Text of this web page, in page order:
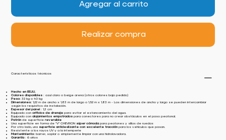
Agregar al carrito
Realizar compra
Características técnicas
Hecho en EE.UU.
Colores disponibles : azul claro o beige arena (otros colores bajo pedido)
Peso: 32 kg o 40 kg
Dimensiones: 1,22 m de ancho x 1,83 m de largo o 1,52 m x 1,83 m - Las dimensiones de ancho y largo se pueden intercambiar
según los requisitos de instalación.
Espesor del panel : 1,3 cm
Equipado conorificios de drenaje para evitar el estancamiento del agua.
Equipado conalojamientos empotrados para conectores para no crear obstáculos en el paso peatonal.
Patrón de superficiereversible
Una superficie en forma de "V" CHEVRON súper cómoda para peatones y sillas de ruedas
Por otro lado, una superficie antideslizante con excelente tracción para los vehículos que pasan.
Resistente a los rayos UV y a la intemperie
Mantenimiento: barrer, soplar o simplemente limpiar con una hidrolavadora.
Garantía : 6 años